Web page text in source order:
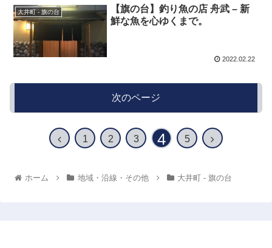
大井町 - 旗の台
【旗の台】釣り魚の店 舟武 – 新
鮮な魚を心ゆくまで。
2022.02.22
次のページ
1 2 3 4 5
ホーム 地域・沿線・その他 大井町 - 旗の台